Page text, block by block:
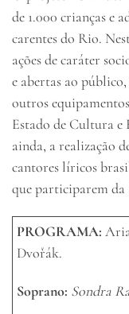
de 1.000 crianças e
carentes do Rio.
ações de caráter
e abertas ao
outros
Estado de Cultura
ainda, a realização
cantores líricos
que participarem da
PROGRAMA:
Dvořák.
Soprano: Sondra